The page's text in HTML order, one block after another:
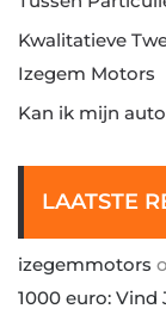
Kwalitatieve
Izegem Motors
Kan ik mijn
LAATSTE
izegemmotors
1000 euro: Vind